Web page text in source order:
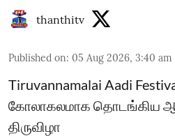
thanthitv
Published on: 05 Aug 2026, 3:40 am
Tiruvannamalai Aadi
கோலாகலமாக தொடங்கிய
திருவிழா